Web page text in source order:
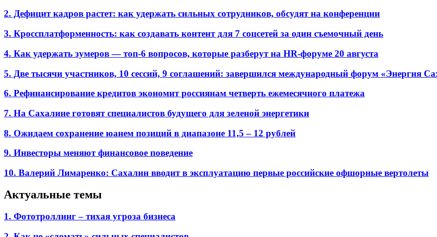
2. Дефицит кадров растет: как удержать сильных сотрудников, обсудят на конференции
3. Кроссплатформенность: как создавать контент для 7 соцсетей за один съемочный день
4. Как удержать зумеров — топ-6 вопросов, которые разберут на HR-форуме 20 августа
5. Две тысячи участников, 10 сессий, 9 соглашений: завершился международный форум «Энергия
6. Рефинансирование кредитов экономит россиянам четверть ежемесячного платежа
7. На Сахалине готовят специалистов будущего для зеленой энергетики
8. Ожидаем сохранение юанем позиций в диапазоне 11,5 – 12 рублей
9. Инвесторы меняют финансовое поведение
10. Валерий Лимаренко: Сахалин вводит в эксплуатацию первые российские офшорные вертолеты
Актуальные темы
1. Фототроллинг – тихая угроза бизнеса